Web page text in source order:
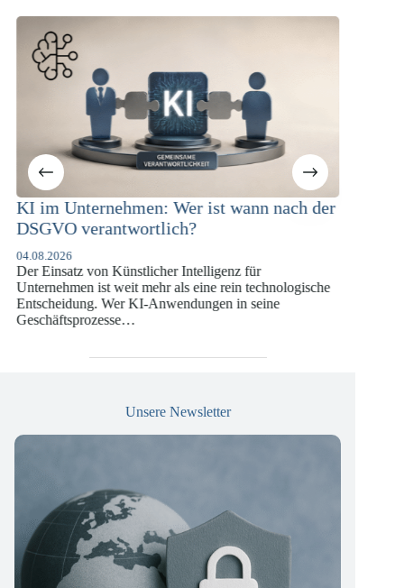
ist wann nach der
für
eine rein technologische
in seine
KI-Compliance in der
Versicherungswirtschaft mit
07.07.2026
Die europäische Digitalregulierung hat
vergangenen Jahren eine enorme
Unsere Newsletter